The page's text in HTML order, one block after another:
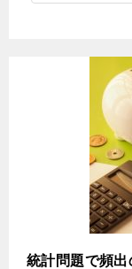
統計問題で頻